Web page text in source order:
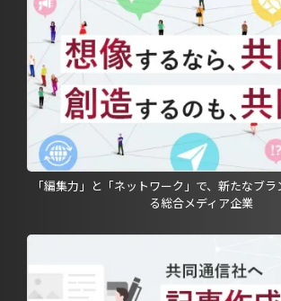
「編集力」と「ネットワーク」で、新たなブ
る総合メディア企業